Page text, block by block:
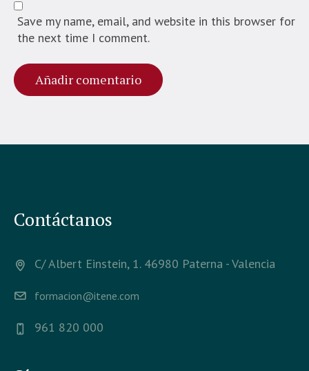
Save my name, email, and website in this browser for
the next time I comment.
Contáctanos
C/ Albert Einstein, 1. 46980 Paterna - Valencia
formacion@itene.com
961 820 000